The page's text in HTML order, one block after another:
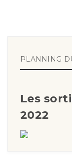
PLANNING
Les
2022